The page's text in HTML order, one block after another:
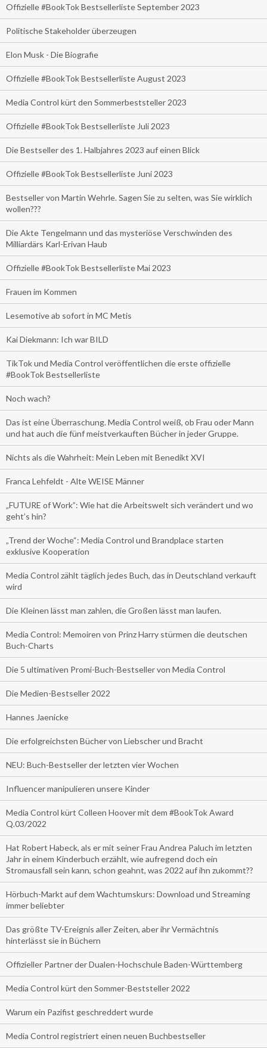
Offizielle #BookTok Bestsellerliste September 2023
Politische Stakeholder überzeugen
Elon Musk - Die Biografie
Offizielle #BookTok Bestsellerliste August 2023
Media Control kürt den Sommerbeststeller 2023
Offizielle #BookTok Bestsellerliste Juli 2023
Die Bestseller des 1. Halbjahres 2023 auf einen Blick
Offizielle #BookTok Bestsellerliste Juni 2023
Bestseller von Martin Wehrle. Sagen Sie zu selten, was Sie wirklich
wollen???
Die Akte Tengelmann und das mysteriöse Verschwinden des
Milliardärs Karl-Erivan Haub
Offizielle #BookTok Bestsellerliste Mai 2023
Frauen im Kommen
Lesemotive ab sofort in MC Metis
Kai Diekmann: Ich war BILD
TikTok und Media Control veröffentlichen die erste offizielle
#BookTok Bestsellerliste
Noch wach?
Das ist eine Überraschung. Media Control weiß, ob Frau oder Mann
und hat auch die fünf meistverkauften Bücher in jeder Gruppe.
Nichts als die Wahrheit: Mein Leben mit Benedikt XVI
Franca Lehfeldt - Alte WEISE Männer
„FUTURE of Work”: Wie hat die Arbeitswelt sich verändert und wo
geht’s hin?
„Trend der Woche“: Media Control und Brandplace starten
exklusive Kooperation
Media Control zählt täglich jedes Buch, das in Deutschland verkauft
wird
Die Kleinen lässt man zahlen, die Großen lässt man laufen.
Media Control: Memoiren von Prinz Harry stürmen die deutschen
Buch-Charts
Die 5 ultimativen Promi-Buch-Bestseller von Media Control
Die Medien-Bestseller 2022
Hannes Jaenicke
Die erfolgreichsten Bücher von Liebscher und Bracht
NEU: Buch-Bestseller der letzten vier Wochen
Influencer manipulieren unsere Kinder
Media Control kürt Colleen Hoover mit dem #BookTok Award
Q.03/2022
Hat Robert Habeck, als er mit seiner Frau Andrea Paluch im letzten
Jahr in einem Kinderbuch erzählt, wie aufregend doch ein
Stromausfall sein kann, schon geahnt, was 2022 auf ihn zukommt??
Hörbuch-Markt auf dem Wachtumskurs: Download und Streaming
immer beliebter
Das größte TV-Ereignis aller Zeiten, aber ihr Vermächtnis
hinterlässt sie in Büchern
Offizieller Partner der Dualen-Hochschule Baden-Württemberg
Media Control kürt den Sommer-Beststeller 2022
Warum ein Pazifist geschreddert wurde
Media Control registriert einen neuen Buchbestseller